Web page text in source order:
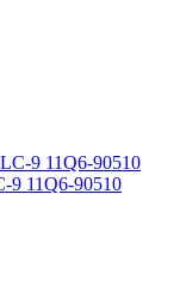
9 11Q6-90510